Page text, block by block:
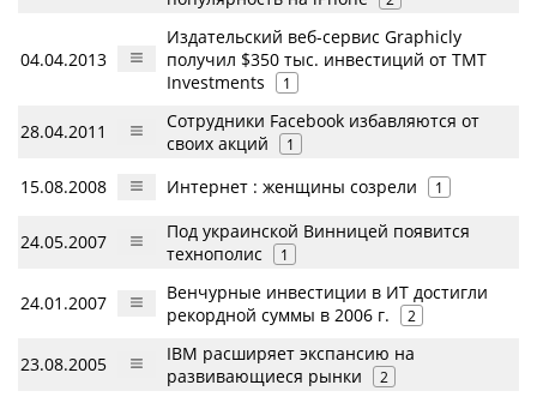
04.04.2013
Издательский веб-сервис Graphicly
получил $350 тыс. инвестиций от TMT
Investments
1
28.04.2011
Сотрудники Facebook избавляются от
своих акций
1
15.08.2008 Интернет : женщины созрели 1
24.05.2007
Под украинской Винницей появится
технополис
1
24.01.2007
Венчурные инвестиции в ИТ достигли
рекордной суммы в 2006 г.
2
23.08.2005
IBM расширяет экспансию на
развивающиеся рынки
2